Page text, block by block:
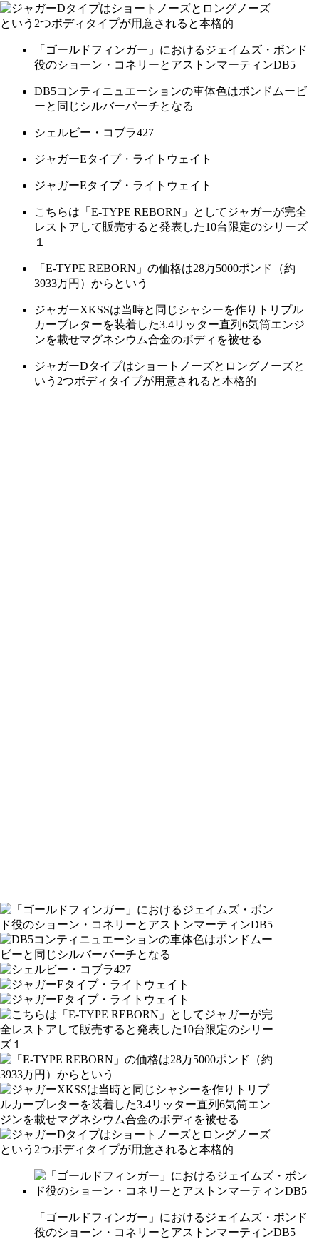
「ゴールドフィンガー」におけるジェイムズ・ボンド
役のショーン・コネリーとアストンマーティンDB5
DB5コンティニュエーションの車体色はボンドムービ
ーと同じシルバーバーチとなる
シェルビー・コブラ427
ジャガーEタイプ・ライトウェイト
ジャガーEタイプ・ライトウェイト
こちらは「E-TYPE REBORN」としてジャガーが完全
レストアして販売すると発表した10台限定のシリーズ
１
「E-TYPE REBORN」の価格は28万5000ポンド（約
3933万円）からという
ジャガーXKSSは当時と同じシャシーを作りトリプル
カーブレターを装着した3.4リッター直列6気筒エンジ
ンを載せマグネシウム合金のボディを被せる
ジャガーDタイプはショートノーズとロングノーズと
いう2つボディタイプが用意されると本格的
「ゴールドフィンガー」におけるジェイムズ・ボンド
役のショーン・コネリーとアストンマーティンDB5